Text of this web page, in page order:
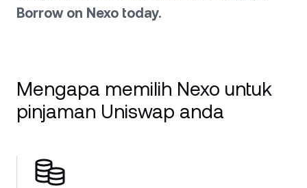
Borrow on Nexo today.
Mengapa memilih Nexo untuk
pinjaman Uniswap anda